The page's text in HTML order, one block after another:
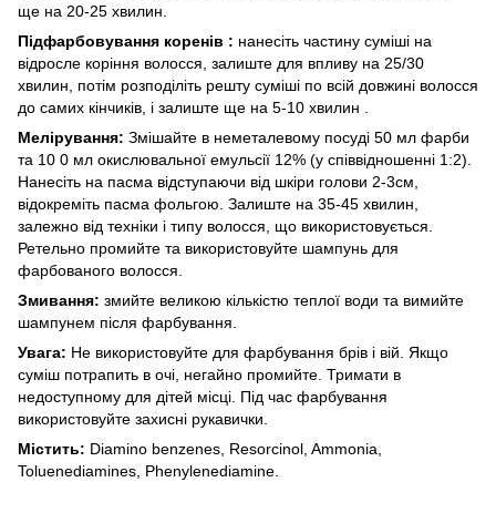
ще на 20-25 хвилин.
Підфарбовування коренів : нанесіть частину суміші на
відросле коріння волосся, залиште для впливу на 25/30
хвилин, потім розподіліть решту суміші по всій довжині волосся
до самих кінчиків, і залиште ще на 5-10 хвилин .
Мелірування: Змішайте в неметалевому посуді 50 мл фарби
та 10 0 мл окислювальної емульсії 12% (у співвідношенні 1:2).
Нанесіть на пасма відступаючи від шкіри голови 2-3см,
відокреміть пасма фольгою. Залиште на 35-45 хвилин,
залежно від техніки і типу волосся, що використовується.
Ретельно промийте та використовуйте шампунь для
фарбованого волосся.
Змивання: змийте великою кількістю теплої води та вимийте
шампунем після фарбування.
Увага: Не використовуйте для фарбування брів і вій. Якщо
суміш потрапить в очі, негайно промийте. Тримати в
недоступному для дітей місці. Під час фарбування
використовуйте захисні рукавички.
Містить: Diamino benzenes, Resorcinol, Ammonia,
Toluenediamines, Phenylenediamine.